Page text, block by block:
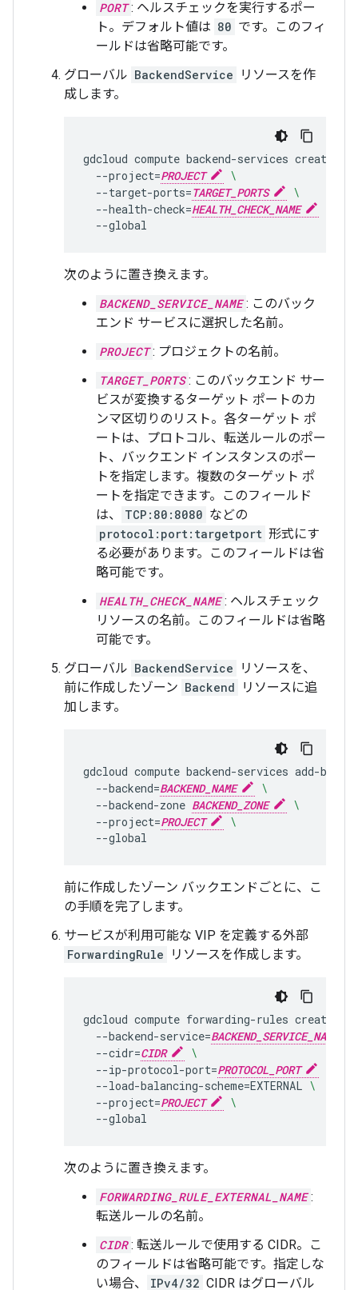
PORT : ヘルスチェックを実行するポー
ト。デフォルト値は 80 です。このフィ
ールドは省略可能です。
グローバル BackendService
リソースを作
成します。
gdcloud compute backend-services create
--project=PROJECT
\
--target-ports=TARGET_PORTS
\
--health-check=HEALTH_CHECK_NAME
次のように置き換えます。
BACKEND_SERVICE_NAME : このバック
エンド サービスに選択した名前。
PROJECT : プロジェクトの名前。
TARGET_PORTS : このバックエンド サー
ビスが変換するターゲット ポートのカ
ンマ区切りのリスト。各ターゲット ポ
ートは、プロトコル、転送ルールのポー
ト、バックエンド インスタンスのポー
トを指定します。複数のターゲット ポ
ートを指定できます。このフィールド
は、
TCP:80:8080 などの
protocol:port:targetport 形式にす
る必要があります。このフィールドは省
略可能です。
HEALTH_CHECK_NAME : ヘルスチェック
リソースの名前。このフィールドは省略
可能です。
グローバル BackendService
リソースを、
前に作成したゾーン Backend
リソースに追
加します。
gdcloud compute backend-services add-
--backend=BACKEND_NAME
\
--backend-zone BACKEND_ZONE
\
--project=PROJECT
\
前に作成したゾーン バックエンドごとに、こ
の手順を完了します。
サービスが利用可能な VIP を定義する外部
ForwardingRule
リソースを作成します。
gdcloud compute forwarding-rules create
--backend-service=BACKEND_SERVICE_NAME
--cidr=CIDR
\
--ip-protocol-port=PROTOCOL_PORT
--load-balancing-scheme=EXTERNAL \
--project=PROJECT
\
次のように置き換えます。
FORWARDING_RULE_EXTERNAL_NAME :
転送ルールの名前。
CIDR : 転送ルールで使用する CIDR。こ
のフィールドは省略可能です。指定しな
い場合、
IPv4/32 CIDR はグローバル